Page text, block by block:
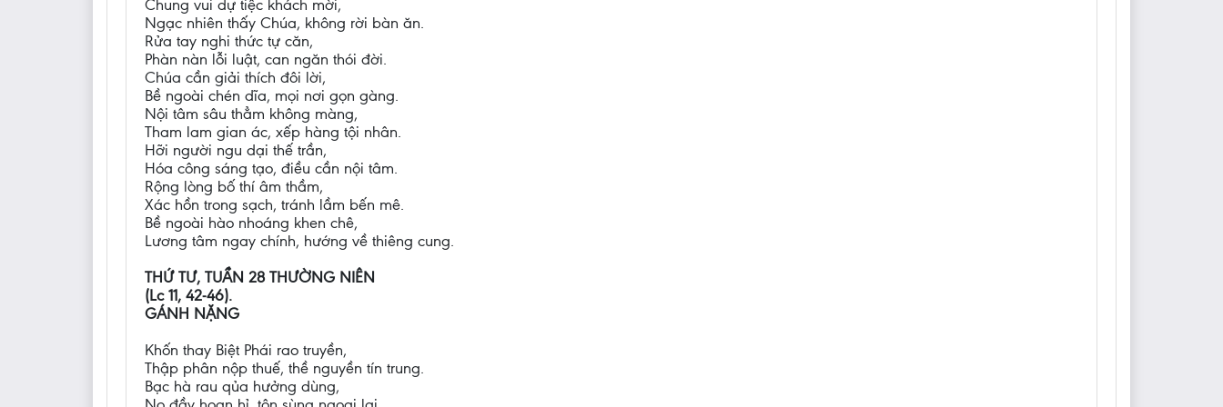
Chung vui dự tiệc khách mời,
Ngạc nhiên thấy Chúa, không rời bàn ăn.
Rửa tay nghi thức tự căn,
Phàn nàn lỗi luật, can ngăn thói đời.
Chúa cần giải thích đôi lời,
Bề ngoài chén dĩa, mọi nơi gọn gàng.
Nội tâm sâu thẳm không màng,
Tham lam gian ác, xếp hàng tội nhân.
Hỡi người ngu dại thế trần,
Hóa công sáng tạo, điều cần nội tâm.
Rộng lòng bố thí âm thầm,
Xác hồn trong sạch, tránh lầm bến mê.
Bề ngoài hào nhoáng khen chê,
Lương tâm ngay chính, hướng về thiêng cung.
THỨ TƯ, TUẦN 28 THƯỜNG NIÊN
(Lc 11, 42-46).
GÁNH NẶNG
Khốn thay Biệt Phái rao truyền,
Thập phân nộp thuế, thề nguyền tín trung.
Bạc hà rau qủa hưởng dùng,